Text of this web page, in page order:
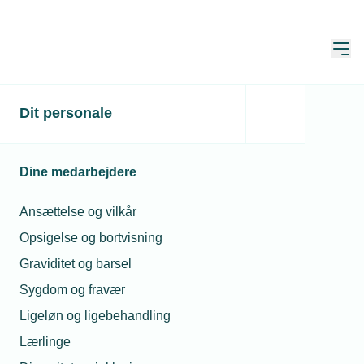
Dit personale
Dine medarbejdere
Ansættelse og vilkår
Opsigelse og bortvisning
Graviditet og barsel
Sygdom og fravær
Ligeløn og ligebehandling
Lærlinge
TEKNIQ: SF-forslag giver